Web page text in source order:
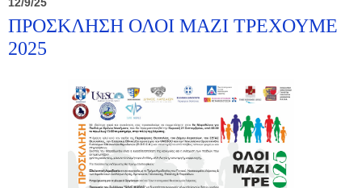
ΠΡΟΣΚΛΗΣΗ ΟΛΟΙ ΜΑΖΙ ΤΡΕΧΟΥΜΕ
2025